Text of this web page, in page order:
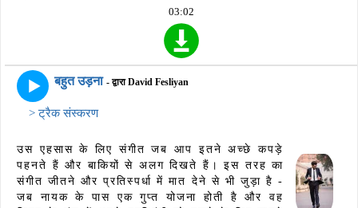
03:02
बहुत उड़ना - द्वारा David Fesliyan
> ट्रैक संस्करण
उस एहसास के लिए संगीत जब आप इतने अच्छे कपड़े
पहनते हैं और बाकियों से अलग दिखते हैं। इस तरह का
संगीत जीतने और प्रतिस्पर्धा में मात देने से भी जुड़ा है -
जब नायक के पास एक गुप्त योजना होती है और वह